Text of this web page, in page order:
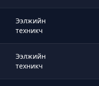
Ээлжийн
техникч
Ээлжийн
техникч